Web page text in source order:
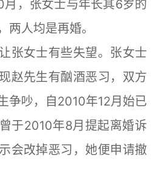
，张女士与年长其6岁的
两人均是再婚。
女士有些失望。张女士
赵先生有酗酒恶习，双方
争吵，自2010年12月始已
于2010年8月提起离婚诉
会改掉恶习，她便申请撤